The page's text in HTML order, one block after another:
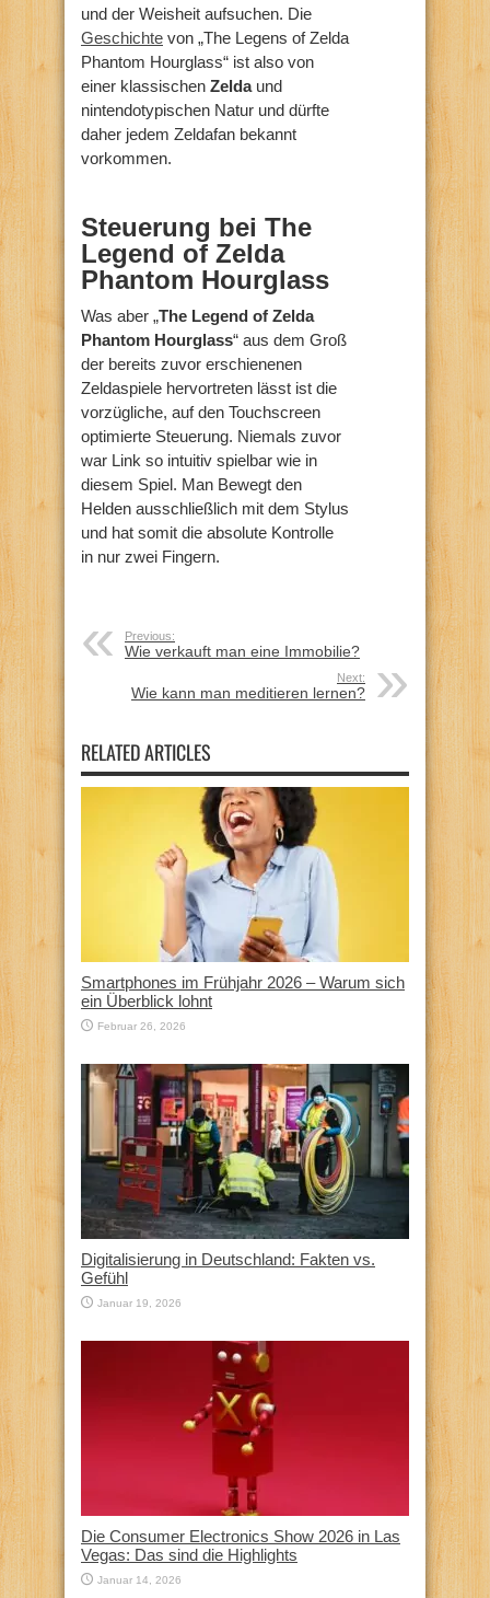
und der Weisheit aufsuchen. Die
Geschichte von „The Legens of Zelda
Phantom Hourglass“ ist also von
einer klassischen Zelda und
nintendotypischen Natur und dürfte
daher jedem Zeldafan bekannt
vorkommen.
Steuerung bei The
Legend of Zelda
Phantom Hourglass
Was aber „The Legend of Zelda
Phantom Hourglass“ aus dem Groß
der bereits zuvor erschienenen
Zeldaspiele hervortreten lässt ist die
vorzügliche, auf den Touchscreen
optimierte Steuerung. Niemals zuvor
war Link so intuitiv spielbar wie in
diesem Spiel. Man Bewegt den
Helden ausschließlich mit dem Stylus
und hat somit die absolute Kontrolle
in nur zwei Fingern.
Previous:
Wie verkauft man eine Immobilie?
Next:
Wie kann man meditieren lernen?
RELATED ARTICLES
Smartphones im Frühjahr 2026 – Warum sich
ein Überblick lohnt
Februar 26, 2026
Digitalisierung in Deutschland: Fakten vs.
Gefühl
Januar 19, 2026
Die Consumer Electronics Show 2026 in Las
Vegas: Das sind die Highlights
Januar 14, 2026